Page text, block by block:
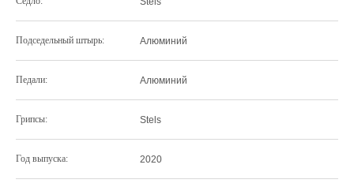
Подседельный штырь: Алюминий
Педали: Алюминий
Грипсы: Stels
Год выпуска: 2020